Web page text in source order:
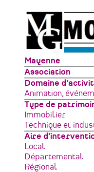
Zone
géographique
Mayenne
Type
de
structure
Association
Domaine
Animation,
Type de
Immobilier
Technique et
Aire
Local
Départemental
Régional